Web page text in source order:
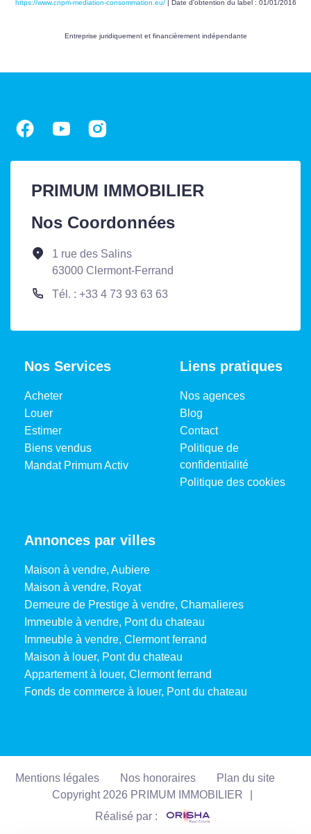
https://www.cnpm-mediation-consommation.eu/| Date d'obtention du label : 01/01/2016
Entreprise juridiquement et financièrement indépendante
PRIMUM IMMOBILIER
Nos Coordonnées
1 rue des Salins
63000 Clermont-Ferrand
Tél. : +33 4 73 93 63 63
Nos Services
Acheter
Louer
Estimer
Biens vendus
Mandat Primum Activ
Liens pratiques
Nos agences
Blog
Contact
Politique de
confidentialité
Politique des cookies
Annonces par villes
Maison à vendre, Aubiere
Maison à vendre, Royat
Demeure de Prestige à vendre, Chamalieres
Immeuble à vendre, Pont du chateau
Immeuble à vendre, Clermont ferrand
Maison à louer, Pont du chateau
Appartement à louer, Clermont ferrand
Fonds de commerce à louer, Pont du chateau
Mentions légales Nos honoraires
Plan du site
Copyright 2026 PRIMUM IMMOBILIER
Réalisé par :